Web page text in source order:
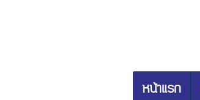
หน้าแรก